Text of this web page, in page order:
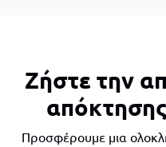
Ζήστε την
Προσφέρουμε μια